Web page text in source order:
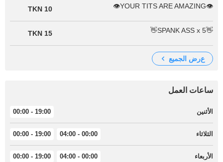
👁YOUR TITS ARE AMAZING👁
10 TKN
👋SPANK ASS x 5👋
15 TKN
عرض الجميع
ساعات العمل
الأثنين 19:00 - 00:00
الثلاثاء 00:00 - 04:00
19:00 - 00:00
الأربعاء 00:00 - 04:00
19:00 - 00:00